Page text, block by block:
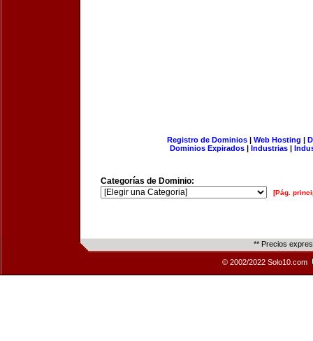
Registro de Dominios| Web Hosting |
Dominios Expirados | Industrias |
Categorías de Dominio:
[Pág.
** Precios
© 2002/2022 Solo10.com